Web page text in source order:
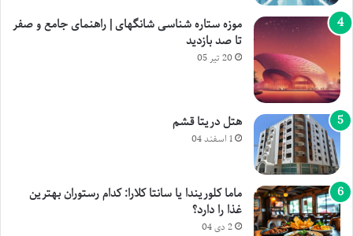
موزه ستاره شناسی شانگهای | راهنمای جامع و صفر
تا صد بازدید
20 تیر 05
هتل دریتا قشم
1 اسفند 04
ماما کلوریندا یا سانتا کلارا: کدام رستوران بهترین
غذا را دارد؟
2 دی 04